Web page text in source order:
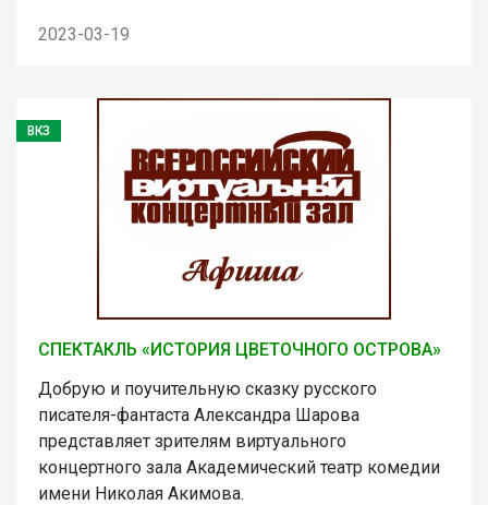
2023-03-19
ВКЗ
СПЕКТАКЛЬ «ИСТОРИЯ ЦВЕТОЧНОГО ОСТРОВА»
Добрую и поучительную сказку русского
писателя-фантаста Александра Шарова
представляет зрителям виртуального
концертного зала Академический театр комедии
имени Николая Акимова.